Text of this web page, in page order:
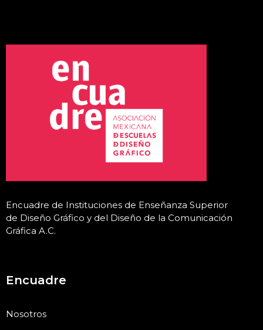
Encuadre de Instituciones de Enseñanza Superior
de Diseño Gráfico y del Diseño de la Comunicación
Gráfica A.C.
Encuadre
Nosotros